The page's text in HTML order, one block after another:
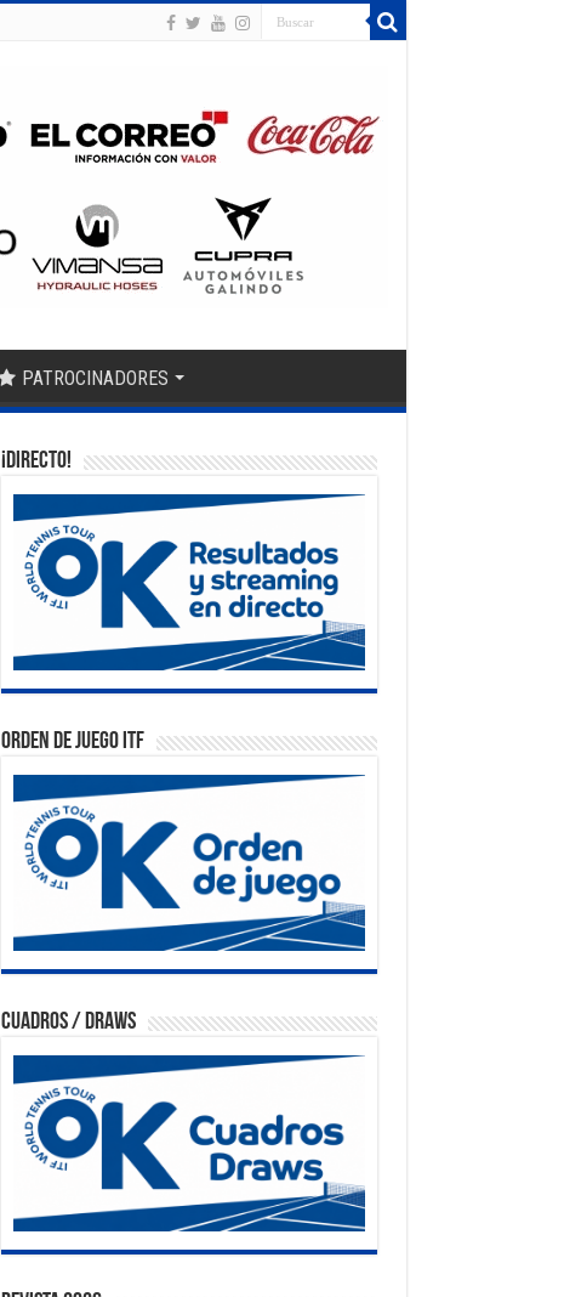
PATROCINADORES
¡DIRECTO!
Orden de Juego ITF
Cuadros / Draws